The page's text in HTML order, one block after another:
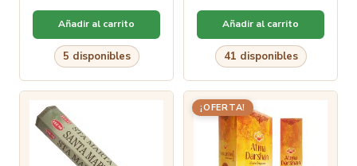
Añadir al carrito
5 disponibles
Añadir al carrito
41 disponibles
¡OFERTA!